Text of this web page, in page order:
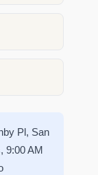
Pl, San
9:00 AM